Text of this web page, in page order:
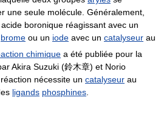
une seule molécule. Généralement,
boronique réagissant avec un
brome ou un iode avec un catalyseur au
chimique a été publiée pour la
Akira Suzuki (鈴木章) et Norio
nécessite un catalyseur au
ligands phosphines